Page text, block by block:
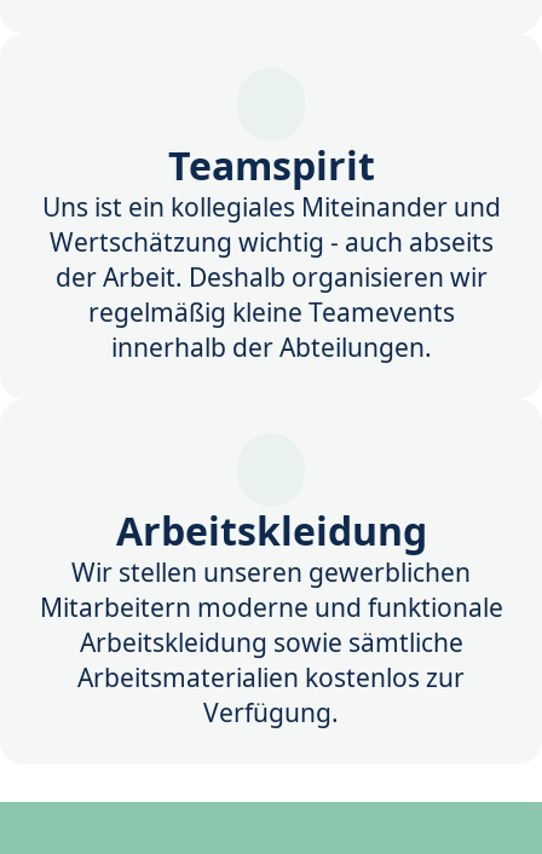
Teamspirit
Uns ist ein kollegiales Miteinander und
Wertschätzung wichtig - auch abseits
der Arbeit. Deshalb organisieren wir
regelmäßig kleine Teamevents
innerhalb der Abteilungen.
Arbeitskleidung
Wir stellen unseren gewerblichen
Mitarbeitern moderne und funktionale
Arbeitskleidung sowie sämtliche
Arbeitsmaterialien kostenlos zur
Verfügung.